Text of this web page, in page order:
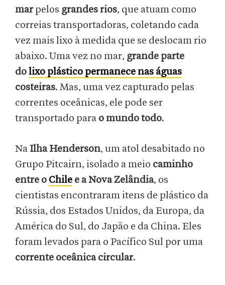
marpelos grandesrios, que atuam como
correias transportadoras, coletando cada
vez mais lixo à medida que se deslocam rio
abaixo. Uma vez no mar, grande parte
dolixo plástico permanece nas águas
costeiras. Mas, uma vez capturado pelas
correntes oceânicas, ele pode ser
transportado para o mundo todo.
Na Ilha Henderson, um atol desabitado no
Grupo Pitcairn, isolado a meio caminho
entre o Chile e a Nova Zelândia, os
cientistas encontraram itens de plástico da
Rússia, dos Estados Unidos, da Europa, da
América do Sul, do Japão e da China. Eles
foram levados para o Pacífico Sul por uma
corrente oceânica circular.